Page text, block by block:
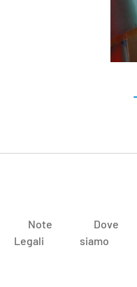
Note
Legali
Dove
siamo